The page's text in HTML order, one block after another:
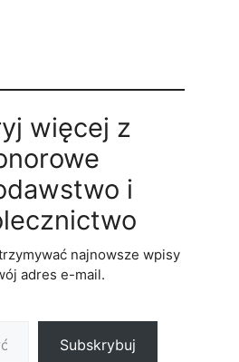
więcej z
i
najnowsze wpisy
adres e-mail.
Subskrybuj